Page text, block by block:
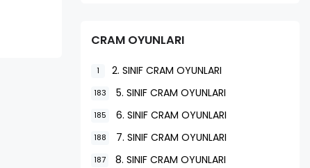
CRAM OYUNLARI
1 2. SINIF CRAM OYUNLARI
183 5. SINIF CRAM OYUNLARI
185 6. SINIF CRAM OYUNLARI
188 7. SINIF CRAM OYUNLARI
187 8. SINIF CRAM OYUNLARI